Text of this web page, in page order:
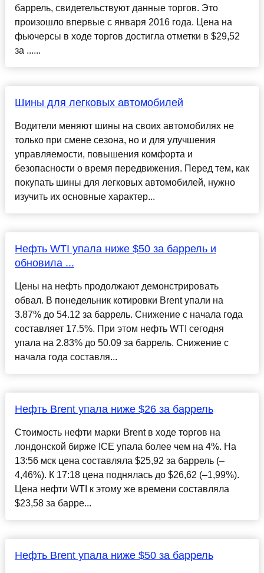
баррель, свидетельствуют данные торгов. Это
произошло впервые с января 2016 года. Цена на
фьючерсы в ходе торгов достигла отметки в $29,52
за ......
Шины для легковых автомобилей
Водители меняют шины на своих автомобилях не
только при смене сезона, но и для улучшения
управляемости, повышения комфорта и
безопасности о время передвижения. Перед тем, как
покупать шины для легковых автомобилей, нужно
изучить их основные характер...
Нефть WTI упала ниже $50 за баррель и
обновила ...
Цены на нефть продолжают демонстрировать
обвал. В понедельник котировки Brent упали на
3.87% до 54.12 за баррель. Снижение с начала года
составляет 17.5%. При этом нефть WTI сегодня
упала на 2.83% до 50.09 за баррель. Снижение с
начала года составля...
Нефть Brent упала ниже $26 за баррель
Стоимость нефти марки Brent в ходе торгов на
лондонской бирже ICE упала более чем на 4%. На
13:56 мск цена составляла $25,92 за баррель (–
4,46%). К 17:18 цена поднялась до $26,62 (–1,99%).
Цена нефти WTI к этому же времени составляла
$23,58 за барре...
Нефть Brent упала ниже $50 за баррель